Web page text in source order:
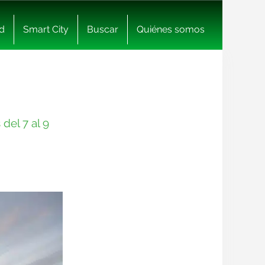
Smart City Buscar Quiénes somos
del 7 al 9